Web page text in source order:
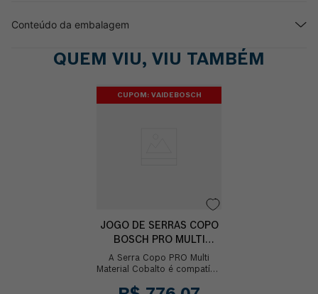
Conteúdo da embalagem
QUEM VIU, VIU TAMBÉM
CUPOM: VAIDEBOSCH
JOGO DE SERRAS COPO
BOSCH PRO MULTI
MATERIAL COBALTO
15PCS
A Serra Copo PRO Multi
Material Cobalto é compatível